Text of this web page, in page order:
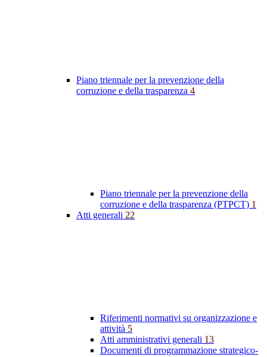
Piano triennale per la prevenzione della
corruzione e della trasparenza 4
Piano triennale per la prevenzione della
corruzione e della trasparenza (PTPCT) 1
Atti generali 22
Riferimenti normativi su organizzazione e
attività 5
Atti amministrativi generali 13
Documenti di programmazione strategico-